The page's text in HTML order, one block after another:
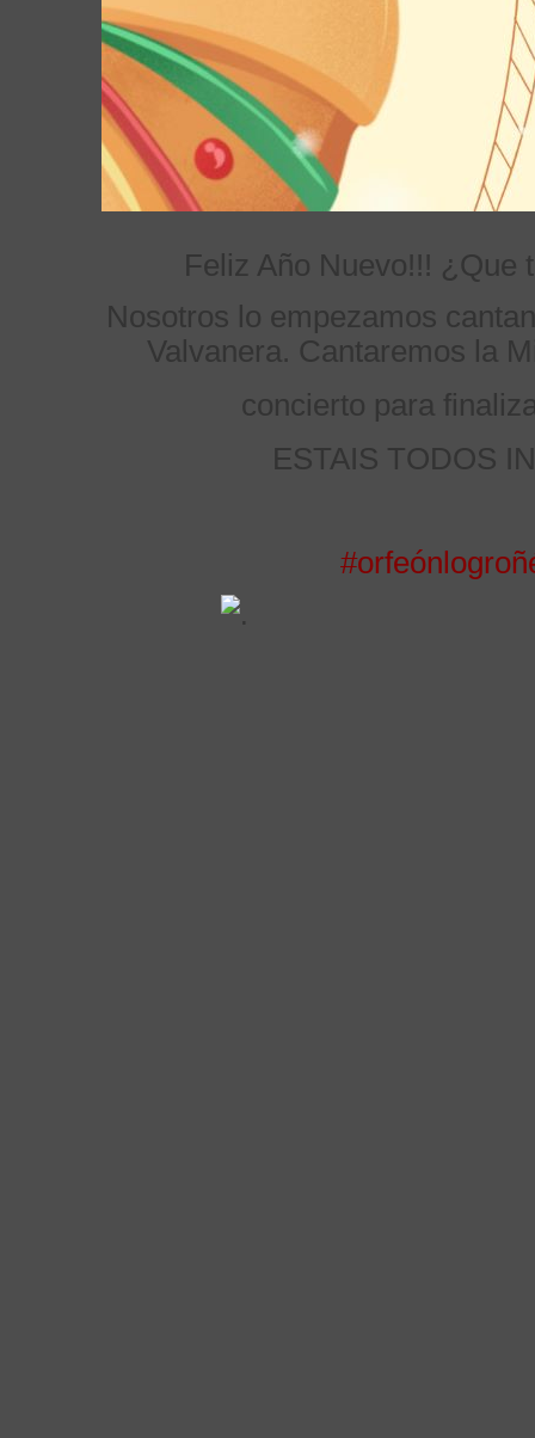
Feliz Año Nuevo!!!
Nosotros lo empezamos
Valvanera. Cantaremos la
concierto para
ESTAIS TODOS